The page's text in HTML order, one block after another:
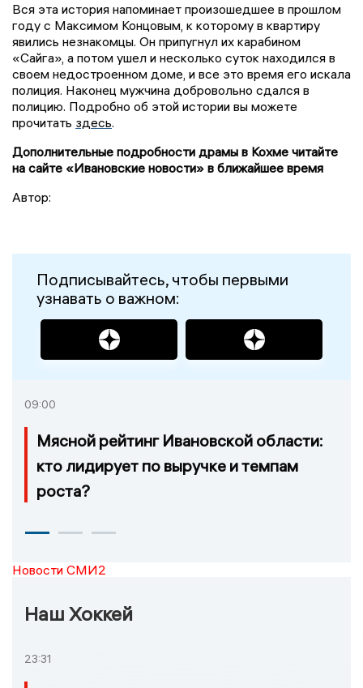
Вся эта история напоминает произошедшее в прошлом
году с Максимом Концовым, к которому в квартиру
явились незнакомцы. Он припугнул их карабином
«Сайга», а потом ушел и несколько суток находился в
своем недостроенном доме, и все это время его искала
полиция. Наконец мужчина добровольно сдался в
полицию. Подробно об этой истории вы можете
прочитать здесь.
Дополнительные подробности драмы в Кохме читайте
на сайте «Ивановские новости» в ближайшее время
Автор:
Подписывайтесь, чтобы первыми
узнавать о важном:
09:00
Мясной рейтинг Ивановской области:
кто лидирует по выручке и темпам
роста?
Новости СМИ2
Наш Хоккей
23:31